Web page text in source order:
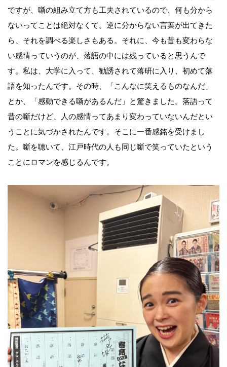
ですが、噺の組み立て方も工夫されているので、何も分から
ないってことは絶対なくて。逆に分からない言葉が出てきた
ら、それを調べる楽しさもある。それに、今も昔も変わらな
い感情っていうのが、落語の中には残っていると思うんで
す。私は、大学に入って、勧誘されて落研に入り、初めて落
語を知ったんです。その時、「こんなに笑えるものなんだ」
とか、「感動できる噺があるんだ」と驚きました。落語って
昔の噺だけど、人の感情ってあまり変わっていないんだとい
うことに気づかされたんです。そこに一番感銘を受けまし
た。噺を聴いて、江戸時代の人も同じ噺で笑っていたという
ことにロマンを感じるんです。